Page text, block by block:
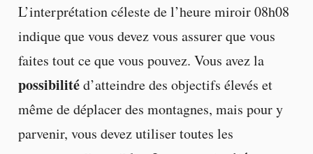
L’interprétation céleste de l’heure miroir 08h08
indique que vous devez vous assurer que vous
faites tout ce que vous pouvez. Vous avez la
possibilitéd’atteindre des objectifs élevés et
même de déplacer des montagnes, mais pour y
parvenir, vous devez utiliser toutes les